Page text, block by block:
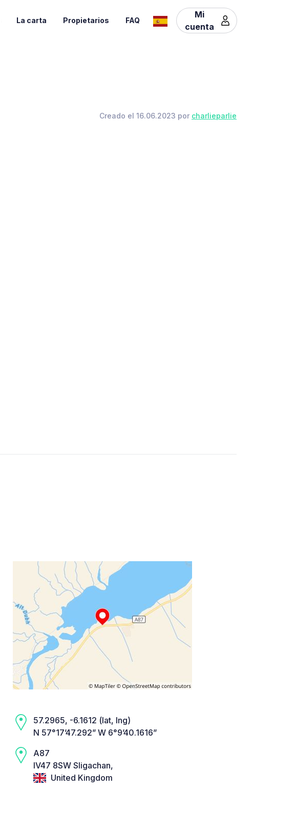
La carta Propietarios FAQ
Mi
cuenta
Creado el 16.06.2023 por charlieparlie
57.2965, -6.1612 (lat, lng)
N 57°17’47.292” W 6°9’40.1616”
A87
IV47 8SW Sligachan,
United Kingdom